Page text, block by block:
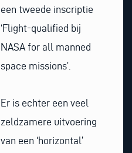
een tweede inscriptie
‘Flight-qualified bij
NASA for all manned
space missions’.
Er is echter een veel
zeldzamere uitvoering
van een ‘horizontal’